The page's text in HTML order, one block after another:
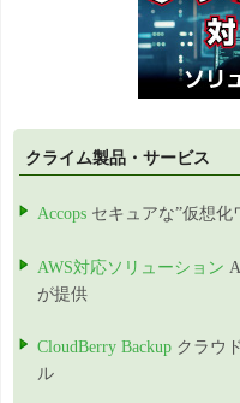
クライム製品・サービス
Accops セキュアな”仮想化
AWS対応ソリューション
が提供
CloudBerry Backup クラウ
ル